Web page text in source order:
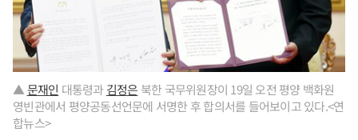
▲문재인 대통령과 김정은 북한 국무위원장이 19일 오전 평양 백화원
영빈관에서 평양공동선언문에 서명한 후 합의서를 들어보이고 있다.<연
합뉴스>